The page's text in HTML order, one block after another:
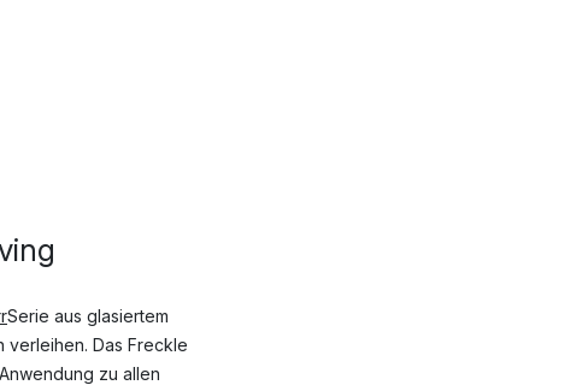
Serie aus glasiertem
verleihen. Das Freckle
zu allen